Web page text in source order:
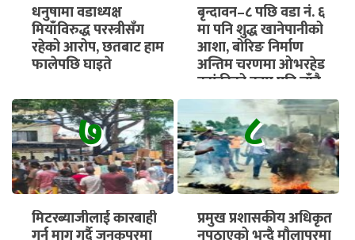
धनुषामा वडाध्यक्ष
मियाँविरुद्ध परस्त्रीसँग
रहेको आरोप, छतबाट हाम
फालेपछि घाइते
बृन्दावन–८ पछि वडा नं. ६
मा पनि शुद्ध खानेपानीको
आशा, बोरिङ निर्माण
अन्तिम चरणमा ओभरहेड
ट्यांकीको काम पनि चाँडै
सुरु हुने
७
मिटरब्याजीलाई कारबाही
८
प्रमुख प्रशासकीय अधिकृत